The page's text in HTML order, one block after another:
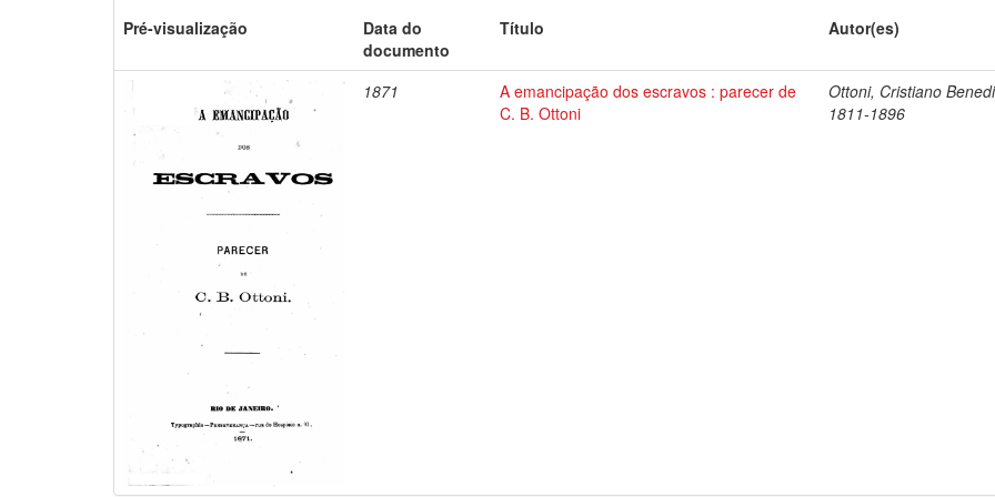
Pré-visualização
Data do
documento
Título Autor(es)
1871
A emancipação dos escravos : parecer de
C. B. Ottoni
Ottoni, Cristiano
1811-1896